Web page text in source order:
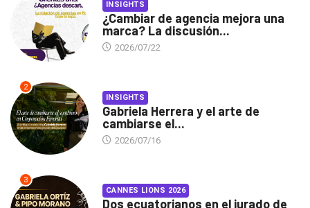
INSIGHTS
¿Cambiar de agencia mejora una
marca? La discusión...
2026/07/22
2
INSIGHTS
Gabriela Herrera y el arte de
cambiarse el...
2026/07/16
3
CANNES LIONS 2026
Dos ecuatorianos en el jurado de